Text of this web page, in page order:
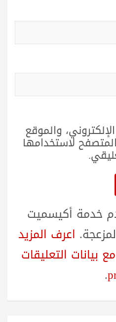
والموقع
لاستخدامها
خدمة أكيسميت
اعرف المزيد
بيانات التعليقات
.